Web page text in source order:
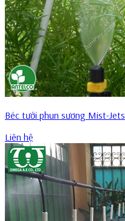
Béc tưới phun sương Mist-Jets
Liên hệ